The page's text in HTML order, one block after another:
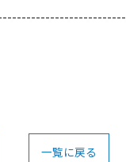
一覧に戻る